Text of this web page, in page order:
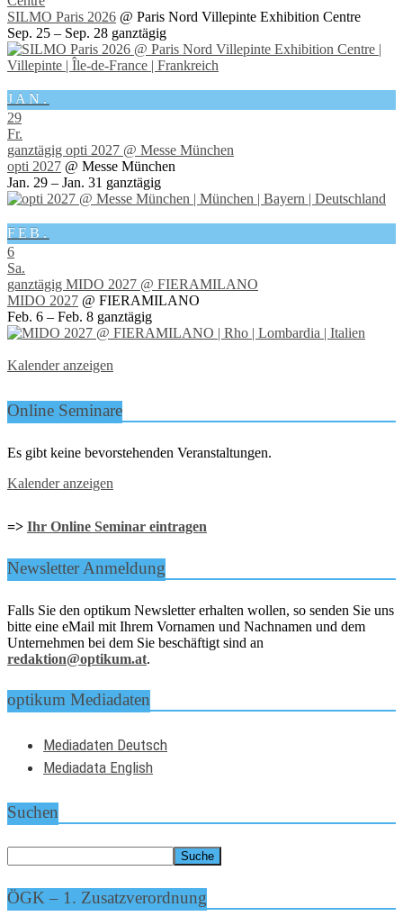
SILMO Paris 2026 @ Paris Nord Villepinte Exhibition Centre
Sep. 25 – Sep. 28 ganztägig
JAN.
29
Fr.
ganztägig opti 2027 @ Messe München
opti 2027 @ Messe München
Jan. 29 – Jan. 31 ganztägig
FEB.
6
Sa.
ganztägig MIDO 2027 @ FIERAMILANO
MIDO 2027 @ FIERAMILANO
Feb. 6 – Feb. 8 ganztägig
Kalender anzeigen
Online Seminare
Es gibt keine bevorstehenden Veranstaltungen.
Kalender anzeigen
=> Ihr Online Seminar eintragen
Newsletter Anmeldung
Falls Sie den optikum Newsletter erhalten wollen, so senden Sie uns
bitte eine eMail mit Ihrem Vornamen und Nachnamen und dem
Unternehmen bei dem Sie beschäftigt sind an
redaktion@optikum.at.
optikum Mediadaten
Mediadaten Deutsch
Mediadata English
Suchen
ÖGK – 1. Zusatzverordnung